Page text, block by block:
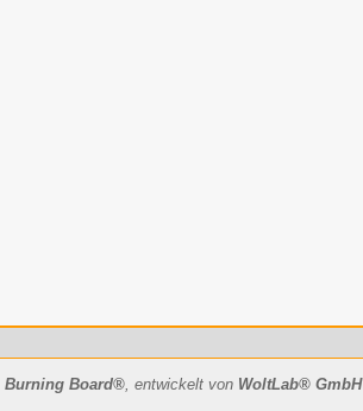
Burning Board®, entwickelt von WoltLab® GmbH